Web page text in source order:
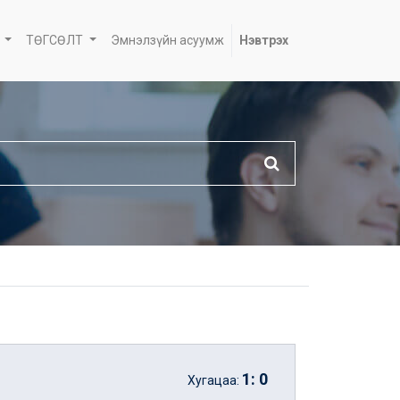
ТӨГСӨЛТ Эмнэлзүйн асуумж Нэвтрэх
Хугацаа: 1: 0